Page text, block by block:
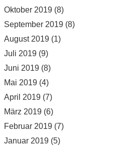
Oktober 2019 (8)
September 2019 (8)
August 2019 (1)
Juli 2019 (9)
Juni 2019 (8)
Mai 2019 (4)
April 2019 (7)
März 2019 (6)
Februar 2019 (7)
Januar 2019 (5)